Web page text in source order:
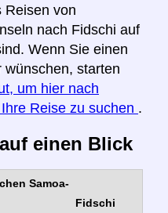
Reisen von
nach Fidschi auf
Wenn Sie einen
wünschen, starten
um hier nach
Reise zu suchen .
einen Blick
Samoa-
Fidschi